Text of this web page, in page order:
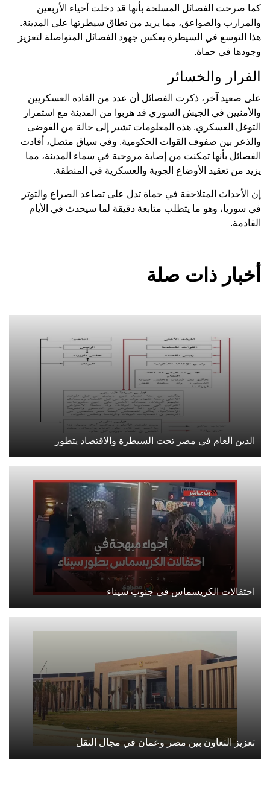
كما صرحت الفصائل المسلحة بأنها قد دخلت أحياء الأربعين
والمزارب والصواعق، مما يزيد من نطاق سيطرتها على المدينة.
هذا التوسع في السيطرة يعكس جهود الفصائل المتواصلة لتعزيز
وجودها في حماة.
الفرار والخسائر
على صعيد آخر، ذكرت الفصائل أن عدد من القادة العسكريين
والأمنيين في الجيش السوري قد هربوا من المدينة مع استمرار
التوغل العسكري. هذه المعلومات تشير إلى حالة من الفوضى
والذعر بين صفوف القوات الحكومية. وفي سياق متصل، أفادت
الفصائل بأنها تمكنت من إصابة مروحية في سماء المدينة، مما
يزيد من تعقيد الأوضاع الجوية والعسكرية في المنطقة.
إن الأحداث المتلاحقة في حماة تدل على تصاعد الصراع والتوتر
في سوريا، وهو ما يتطلب متابعة دقيقة لما سيحدث في الأيام
القادمة.
أخبار ذات صلة
الدين العام في مصر تحت السيطرة والاقتصاد يتطور
احتفالات الكريسماس في جنوب سيناء
تعزيز التعاون بين مصر وعمان في مجال النقل